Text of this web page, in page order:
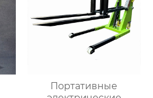
Портативные